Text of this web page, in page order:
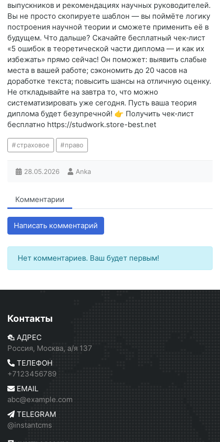
выпускников и рекомендациях научных руководителей.
Вы не просто скопируете шаблон — вы поймёте логику
построения научной теории и сможете применить её в
будущем. Что дальше? Скачайте бесплатный чек‑лист
«5 ошибок в теоретической части диплома — и как их
избежать» прямо сейчас! Он поможет: выявить слабые
места в вашей работе; сэкономить до 20 часов на
доработке текста; повысить шансы на отличную оценку.
Не откладывайте на завтра то, что можно
систематизировать уже сегодня. Пусть ваша теория
диплома будет безупречной! 👉 Получить чек‑лист
бесплатно https://studwork.store-best.net
страховое право
28.05.2026 Anka
Комментарии
Написать комментарий
Нет комментариев. Ваш будет первым!
Контакты
АДРЕС
Россия, Москва, а/я 137
ТЕЛЕФОН
+7123456789
EMAIL
abc@example.com
TELEGRAM
@instantcms